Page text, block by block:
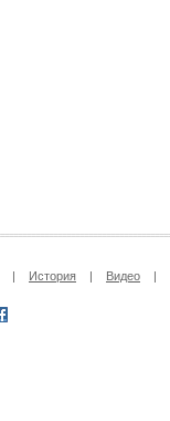
| История | Видео |